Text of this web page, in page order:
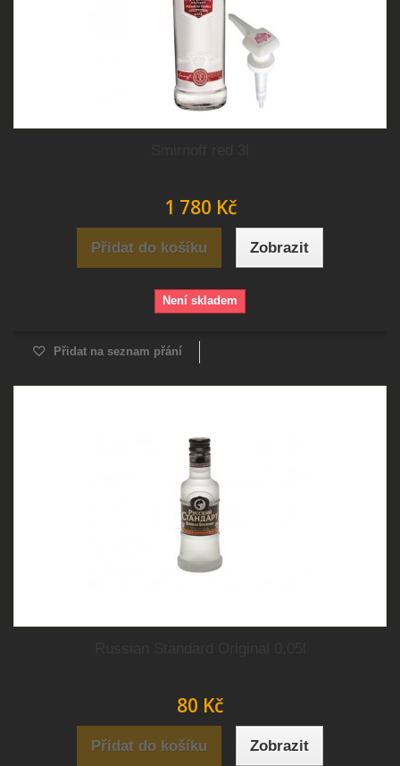
1 780 Kč
Přidat do košíku Zobrazit
Není skladem
Přidat na seznam přání
80 Kč
Přidat do košíku Zobrazit